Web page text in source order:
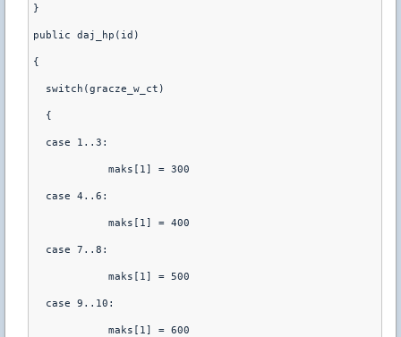
}
public daj_hp(id)
{
  switch(gracze_w_ct)
  {
  case 1..3:
	    maks[1] = 300
  case 4..6:
	    maks[1] = 400
  case 7..8:
	    maks[1] = 500
  case 9..10:
	    maks[1] = 600